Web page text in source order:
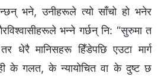
भने, उनीहरूले त्यो साँचो हो भनेर
भन्ने गर्छन् नि: “सुरुमा त
धेरै मानिसहरू हिँडेपछि एउटा मार्ग
के गलत, के न्यायोचित वा के दुष्ट छ